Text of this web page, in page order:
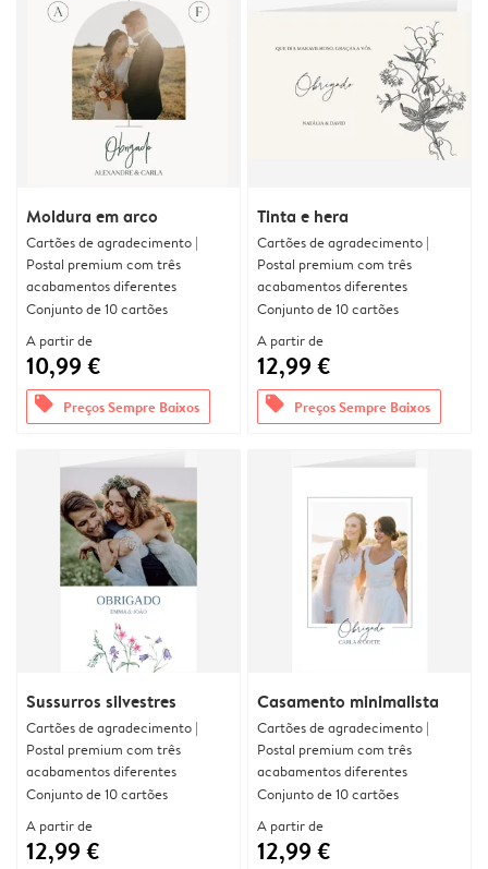
Moldura em arco
Cartões de agradecimento |
Postal premium com três
acabamentos diferentes
Conjunto de 10 cartões
A partir de
10,99 €
offers Preços Sempre Baixos
Tinta e hera
Cartões de agradecimento |
Postal premium com três
acabamentos diferentes
Conjunto de 10 cartões
A partir de
12,99 €
offers Preços Sempre Baixos
Sussurros silvestres
Cartões de agradecimento |
Postal premium com três
acabamentos diferentes
Conjunto de 10 cartões
A partir de
12,99 €
Casamento minimalista
Cartões de agradecimento |
Postal premium com três
acabamentos diferentes
Conjunto de 10 cartões
A partir de
12,99 €